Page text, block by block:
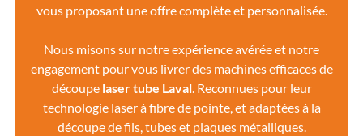
vous proposant une offre complète et personnalisée.
Nous misons sur notre expérience avérée et notre
engagement pour vous livrer des machines efficaces de
découpe laser tube Laval. Reconnues pour leur
technologie laser à fibre de pointe, et adaptées à la
découpe de fils, tubes et plaques métalliques.